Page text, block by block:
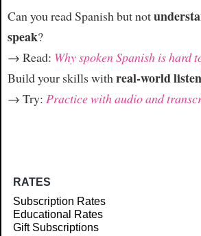
Can you read Spanish but not
speak?
→ Read: Why spoken Spanish is hard
Build your skills withreal-world
→ Try: Practice with audio and
RATES
Subscription Rates
Educational Rates
Gift Subscriptions